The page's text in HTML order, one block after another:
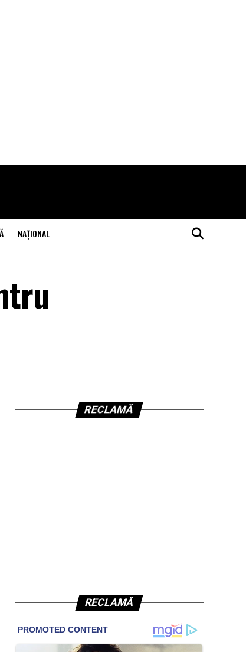
NAŢIONAL
RECLAMĂ
RECLAMĂ